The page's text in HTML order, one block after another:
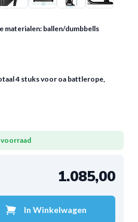
materialen: ballen/dumbbells
4 stuks voor oa battlerope,
voorraad
1.085,00
In Winkelwagen